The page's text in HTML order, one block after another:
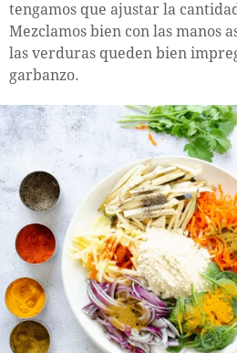
tengamos que ajustar la
Mezclamos bien con las manos
las verduras queden bien
garbanzo.